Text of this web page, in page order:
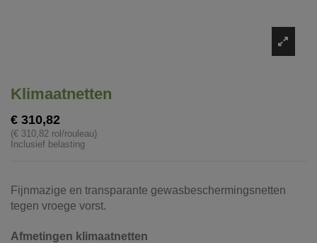
Klimaatnetten
€ 310,82
(€ 310,82 rol/rouleau)
Inclusief belasting
Fijnmazige en transparante gewasbeschermingsnetten
tegen vroege vorst.
Afmetingen klimaatnetten